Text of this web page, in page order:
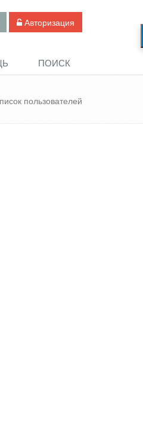
Авторизация
ПОИСК
пользователей